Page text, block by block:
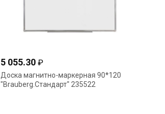
5 055.30 ₽
Доска магнитно-маркерная 90*120
"Brauberg.Стандарт" 235522